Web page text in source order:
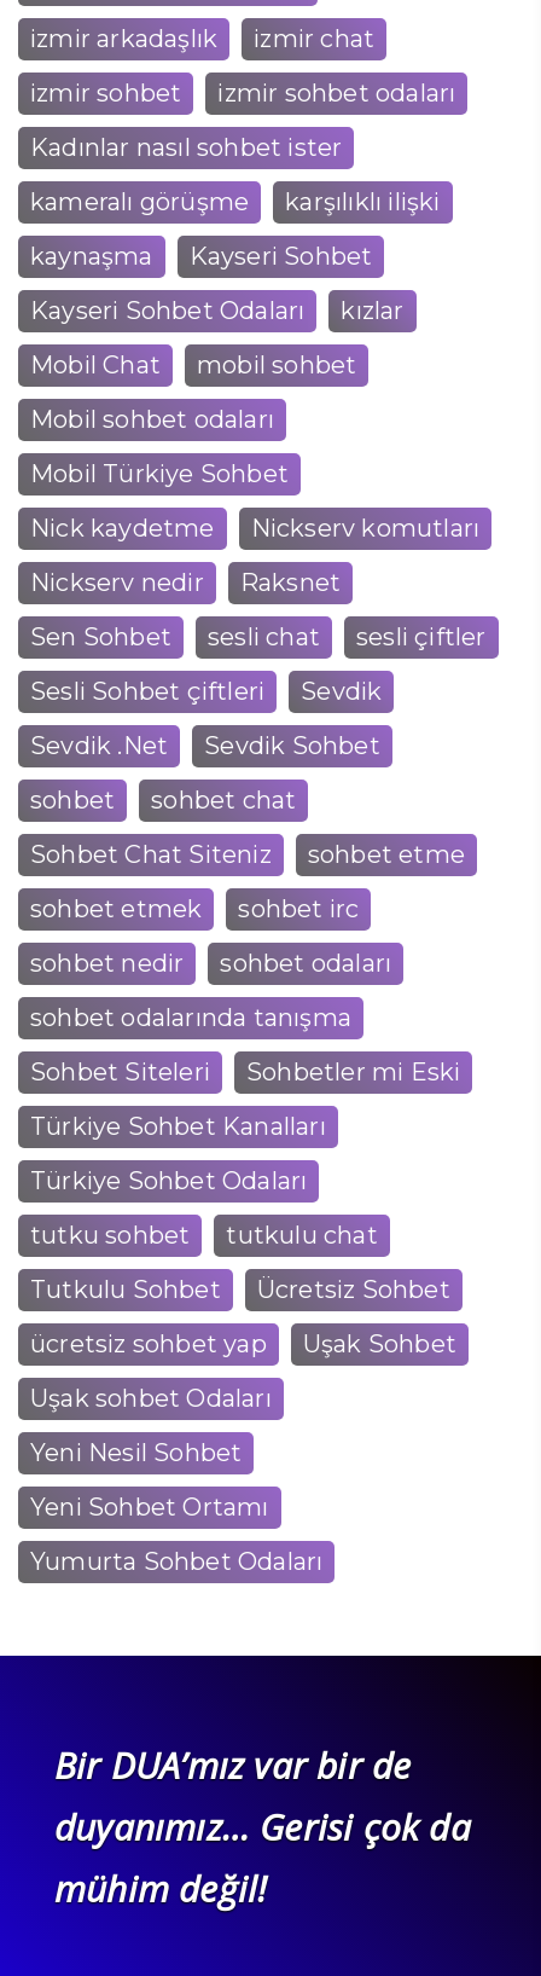
izmir arkadaşlık
izmir chat
izmir sohbet
izmir sohbet odaları
Kadınlar nasıl sohbet ister
kameralı görüşme
karşılıklı ilişki
kaynaşma
Kayseri Sohbet
Kayseri Sohbet Odaları
kızlar
Mobil Chat
mobil sohbet
Mobil sohbet odaları
Mobil Türkiye Sohbet
Nick kaydetme
Nickserv komutları
Nickserv nedir
Raksnet
Sen Sohbet
sesli chat
sesli çiftler
Sesli Sohbet çiftleri
Sevdik
Sevdik .Net
Sevdik Sohbet
sohbet
sohbet chat
Sohbet Chat Siteniz
sohbet etme
sohbet etmek
sohbet irc
sohbet nedir
sohbet odaları
sohbet odalarında tanışma
Sohbet Siteleri
Sohbetler mi Eski
Türkiye Sohbet Kanalları
Türkiye Sohbet Odaları
tutku sohbet
tutkulu chat
Tutkulu Sohbet
Ücretsiz Sohbet
ücretsiz sohbet yap
Uşak Sohbet
Uşak sohbet Odaları
Yeni Nesil Sohbet
Yeni Sohbet Ortamı
Yumurta Sohbet Odaları
Bir DUA’mız var bir de
duyanımız… Gerisi çok da
mühim değil!